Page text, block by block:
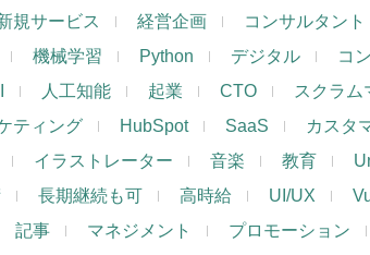
規サービス 経営企画 コンサルタント
機械学習 Python デジタル
コ
人工知能 起業 CTO
スクラム
ティング HubSpot SaaS
カスタ
イラストレーター 音楽 教育
長期継続も可 高時給 UI/UX
記事 マネジメント プロモーション